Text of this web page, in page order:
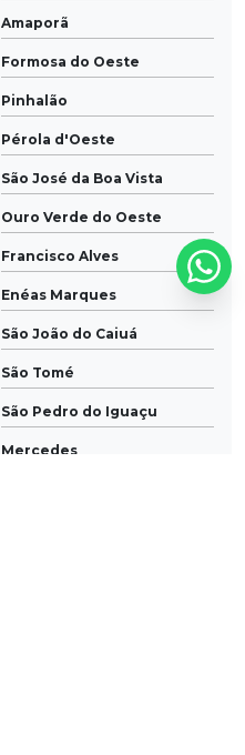
Amaporã
Formosa do Oeste
Pinhalão
Pérola d'Oeste
São José da Boa Vista
Ouro Verde do Oeste
Francisco Alves
Enéas Marques
São João do Caiuá
São Tomé
São Pedro do Iguaçu
Mercedes